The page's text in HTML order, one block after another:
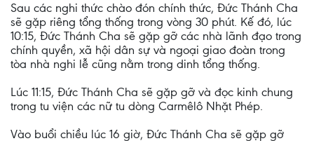
Sau các nghi thức chào đón chính thức, Đức Thánh Cha
sẽ gặp riêng tổng thống trong vòng 30 phút. Kế đó, lúc
10:15, Đức Thánh Cha sẽ gặp gỡ các nhà lãnh đạo trong
chính quyền, xã hội dân sự và ngoại giao đoàn trong
tòa nhà nghi lễ cũng nằm trong dinh tổng thống.
Lúc 11:15, Đức Thánh Cha sẽ gặp gỡ và đọc kinh chung
trong tu viện các nữ tu dòng Carmêlô Nhặt Phép.
Vào buổi chiều lúc 16 giờ, Đức Thánh Cha sẽ gặp gỡ